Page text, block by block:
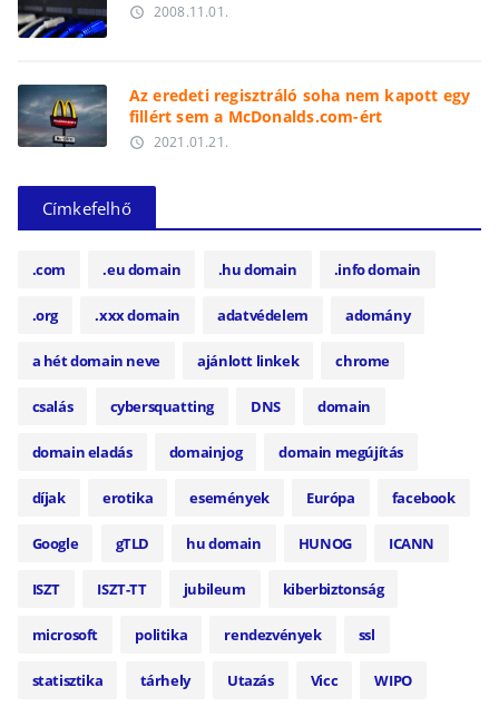
access_time 2008.11.01.
Az eredeti regisztráló soha nem kapott egy
fillért sem a McDonalds.com-ért
access_time 2021.01.21.
Címkefelhő
.com .eu domain .hu domain .info domain
.org .xxx domain adatvédelem adomány
a hét domain neve ajánlott linkek chrome
csalás cybersquatting DNS domain
domain eladás domainjog domain megújítás
díjak erotika események Európa facebook
Google gTLD hu domain HUNOG ICANN
ISZT ISZT-TT jubileum kiberbiztonság
microsoft politika rendezvények ssl
statisztika tárhely Utazás Vicc WIPO